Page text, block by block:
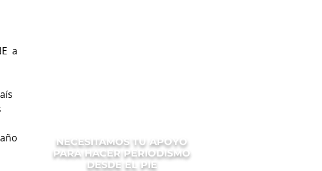
a
NECESITAMOS TU APOYO
PARA HACER PERIODISMO
DESDE EL PIE